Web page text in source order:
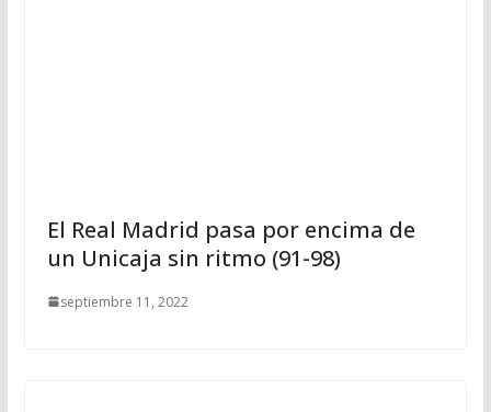
El Real Madrid pasa por encima de
un Unicaja sin ritmo (91-98)
septiembre 11, 2022